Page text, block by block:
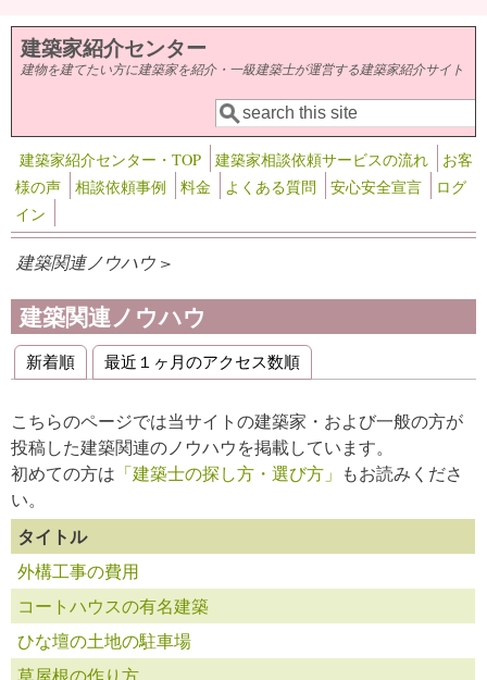
メインコンテンツに移動
建築家紹介センター
建物を建てたい方に建築家を紹介・一級建築士が運営する建築家紹介サイト
検索フォーム
検索
建築家紹介センター・TOP 建築家相談依頼サービスの流れ
お客
様の声
相談依頼事例 料金 よくある質問 安心安全宣言
ログ
イン
建築関連ノウハウ >
建築関連ノウハウ
プライマリータブ
新着順 最近１ヶ月のアクセス数順
こちらのページでは当サイトの建築家・および一般の方が
投稿した建築関連のノウハウを掲載しています。
初めての方は 「建築士の探し方・選び方」 もお読みくださ
い。
タイトル
外構工事の費用
コートハウスの有名建築
ひな壇の土地の駐車場
草屋根の作り方